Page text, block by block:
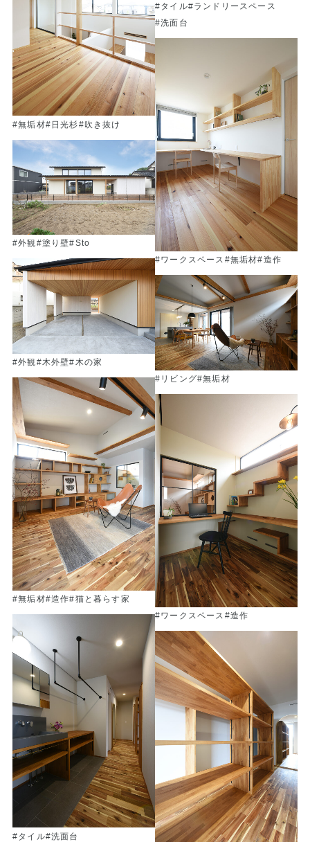
#タイル#ランドリースペース
#洗面台
#無垢材#日光杉#吹き抜け
#ワークスペース #無垢材#造作
#外観#塗り壁#Sto
#外観 #木外壁#木の家
#リビング#無垢材
#無垢材#造作#猫と暮らす家
#ワークスペース #造作
#タイル#洗面台